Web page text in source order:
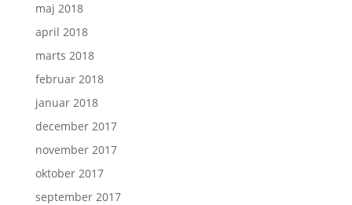
maj 2018
april 2018
marts 2018
februar 2018
januar 2018
december 2017
november 2017
oktober 2017
september 2017